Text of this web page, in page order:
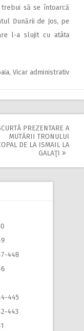
să se întoarcă
Dunării de Jos, pe
l-a slujit cu atâta
Vicar administrativ
PREZENTARE A
MUTĂRII TRONULUI
DE LA ISMAIL LA
GALAŢI
448
445
443